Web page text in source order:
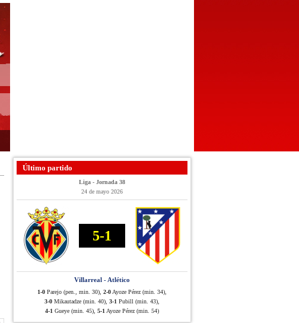
Último partido
Liga - Jornada 38
24 de mayo 2026
5-1
Villarreal - Atlético
1-0 Parejo (pen., min. 30), 2-0 Ayoze Pérez (min. 34),
3-0 Mikautadze (min. 40), 3-1 Pubill (min. 43),
4-1 Gueye (min. 45), 5-1 Ayoze Pérez (min. 54)